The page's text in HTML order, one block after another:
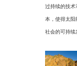
过持续的技术
本，使得太阳
社会的可持续